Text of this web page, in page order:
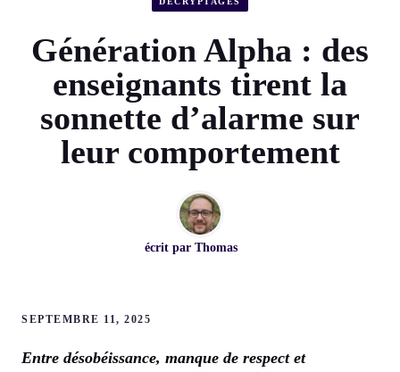
Génération Alpha : des
enseignants tirent la
sonnette d’alarme sur
leur comportement
écrit par Thomas
SEPTEMBRE 11, 2025
Entre désobéissance, manque de respect et